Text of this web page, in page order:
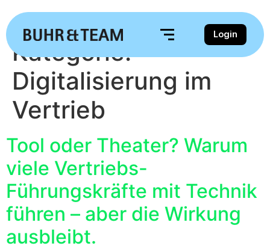
Login
Kategorie:
Digitalisierung im
Vertrieb
Tool oder Theater? Warum
viele Vertriebs-
Führungskräfte mit Technik
führen – aber die Wirkung
ausbleibt.